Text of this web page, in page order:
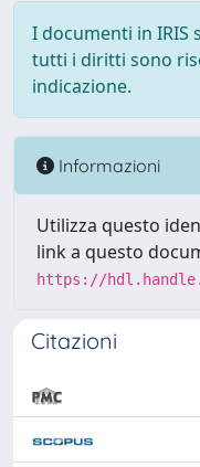
I documenti in
tutti i diritti sono
indicazione.
Informazioni
Utilizza questo
link a questo
https://
Citazioni